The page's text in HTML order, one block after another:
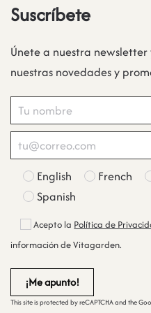
Suscríbete
Únete a nuestra
nuestras novedades y
English French
Spanish
Acepto la Política de
información de Vitagarden.
This site is protected by reCAPTCHA and the